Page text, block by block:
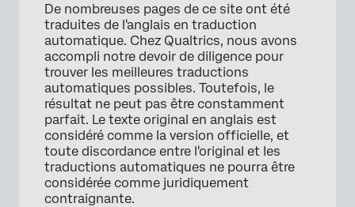
De nombreuses pages de ce site ont été
traduites de l'anglais en traduction
automatique. Chez Qualtrics, nous avons
accompli notre devoir de diligence pour
trouver les meilleures traductions
automatiques possibles. Toutefois, le
résultat ne peut pas être constamment
parfait. Le texte original en anglais est
considéré comme la version officielle, et
toute discordance entre l'original et les
traductions automatiques ne pourra être
considérée comme juridiquement
contraignante.